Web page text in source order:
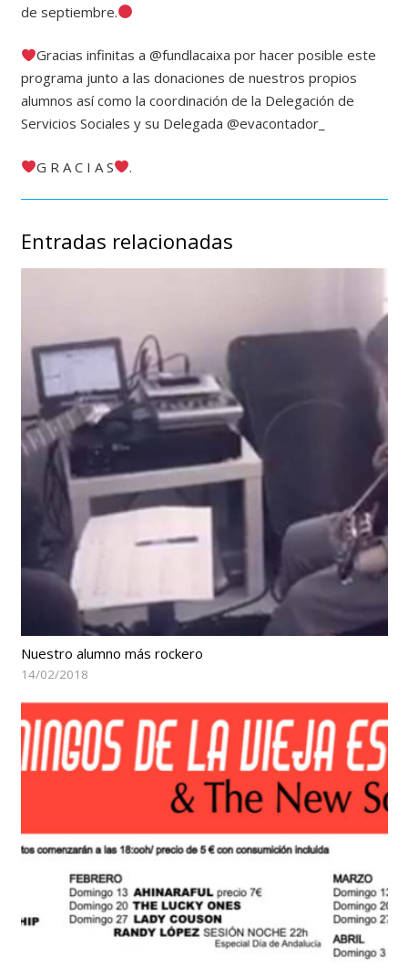
de septiembre.
Gracias infinitas a @fundlacaixa por hacer posible este
programa junto a las donaciones de nuestros propios
alumnos así como la coordinación de la Delegación de
Servicios Sociales y su Delegada @evacontador_
G R A C I A S .
Entradas relacionadas
Nuestro alumno más rockero
14/02/2018